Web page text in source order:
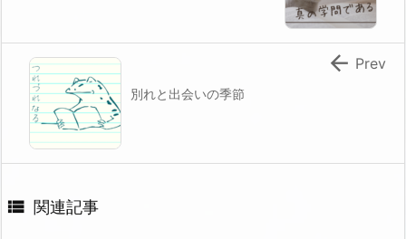
別れと出会いの季節
 Prev
 関連記事